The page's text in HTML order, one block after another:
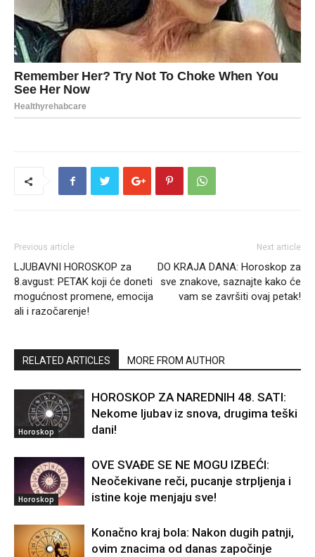
Previous article
LJUBAVNI HOROSKOP za
8.avgust: PETAK koji će doneti
mogućnost promene, emocija
ali i razočarenje!
Next article
DO KRAJA DANA: Horoskop za
sve znakove, saznajte kako će
vam se završiti ovaj petak!
RELATED ARTICLES MORE FROM AUTHOR
Horoskop
HOROSKOP ZA NAREDNIH 48. SATI:
Nekome ljubav iz snova, drugima teški
dani!
Horoskop
OVE SVAĐE SE NE MOGU IZBEĆI:
Neočekivane reči, pucanje strpljenja i
istine koje menjaju sve!
Konačno kraj bola: Nakon dugih patnji,
ovim znacima od danas započinje